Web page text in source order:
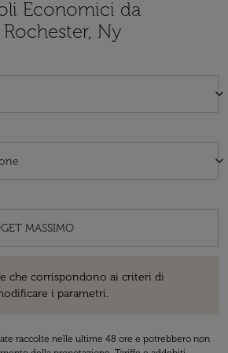
Economici da
Ny
keyboard_arrow_down
keyboard_arrow_down
che corrispondono ai criteri di
i parametri.
raccolte nelle ultime 48 ore e potrebbero non